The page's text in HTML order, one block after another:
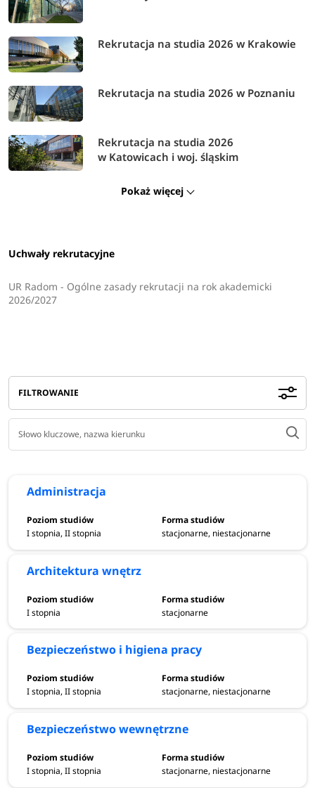
fizjoterapia
grafika
informatyka
informatyka techniczna
kosmetologia
lingwistyka stosowana
mechanika i budowa maszyn
menedżer produktu
pedagogika
pedagogika przedszkolna i wczesnoszkolna
projektowanie i wytwarzanie kosmetyków
samochody i bezpieczeństwo w transporcie
transport i logistyka
turystyka i rekreacja
wychowanie fizyczne
wzornictwo ubioru i akcesoriów mody
zarządzanie i inżynieria produkcji
Rekrutacja na studia 2026/2027 w
Radomiu
Uczelnie w Radomiu - rekrutacja 2026/2027
Uniwersytet Technologiczno-Humanistyczny im. Kazimierza
Pułaskiego w Radomiu - rekrutacja 2026/2027
Rekrutacja na studia 2026 w Krakowie
Rekrutacja na studia 2026 w Poznaniu
Rekrutacja na studia 2026
w Katowicach i woj. śląskim
Pokaż więcej
Uchwały rekrutacyjne
UR Radom - Ogólne zasady rekrutacji na rok akademicki
2026/2027
FILTROWANIE
Administracja
I stopnia, II stopnia stacjonarne, niestacjonarne
Architektura wnętrz
I stopnia stacjonarne
Bezpieczeństwo i higiena pracy
I stopnia, II stopnia stacjonarne, niestacjonarne
Bezpieczeństwo wewnętrzne
I stopnia, II stopnia stacjonarne, niestacjonarne